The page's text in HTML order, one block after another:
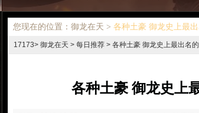
您现在的位置：御龙在天 > 各种土豪 御龙史上最
17173> 御龙在天 > 每日推荐 > 各种土豪 御龙史上最出名
各种土豪 御龙史上